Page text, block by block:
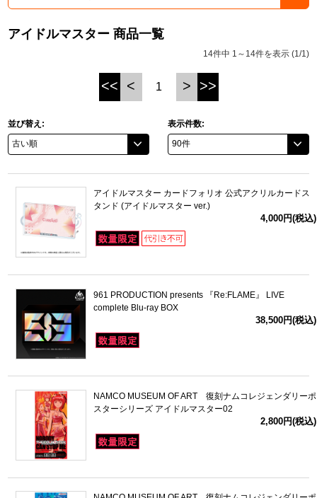
アイドリッシュセブン
モフモフパレード
アイドルマスター 商品一覧
14件中 1～14件を表示 (1/1)
<< < 1 > >>
並び替え: 表示件数:
アイドルマスター カードフォリオ 公式アクリルカードス
タンド (アイドルマスター ver.)
4,000円(税込)
961 PRODUCTION presents 『Re:FLAME』 LIVE
complete Blu-ray BOX
38,500円(税込)
NAMCO MUSEUM OF ART 復刻ナムコレジェンダリーポ
スターシリーズ アイドルマスター02
2,800円(税込)